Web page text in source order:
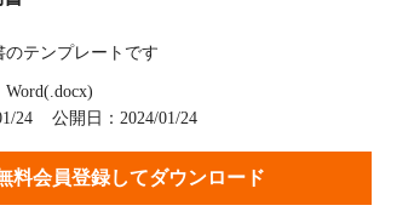
のテンプレートです
24
公開日：2024/01/24
料会員登録してダウンロード